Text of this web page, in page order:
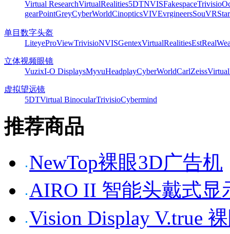
Virtual ResearchVirtualRealities5DTNVISFakespaceTrivisio
gearPointGreyCyberWorldCinopticsVIVEvrgineersSouVR
单目数字头盔
LiteyeProViewTrivisioNVISGentexVirtualRealitiesEst
立体视频眼镜
VuzixI-O DisplaysMyvuHeadplayCyberWorldCarlZeiss
虚拟望远镜
5DTVirtual BinocularTrivisioCybermind
推荐商品
NewTop裸眼3D广告机
AIRO II 智能头戴式显
Vision Display V.true